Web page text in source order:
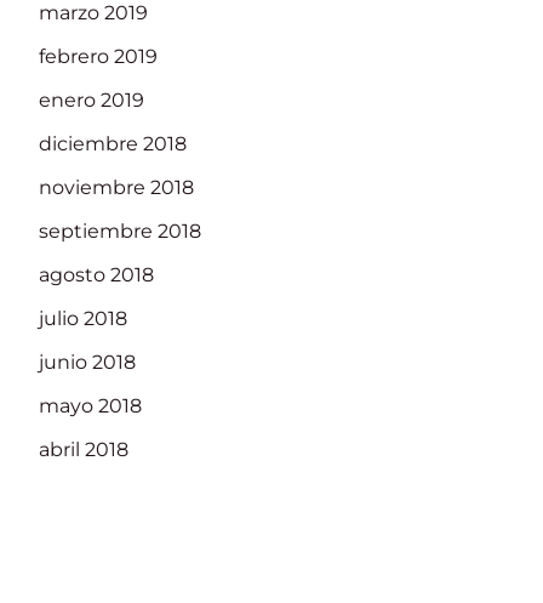
marzo 2019
febrero 2019
enero 2019
diciembre 2018
noviembre 2018
septiembre 2018
agosto 2018
julio 2018
junio 2018
mayo 2018
abril 2018